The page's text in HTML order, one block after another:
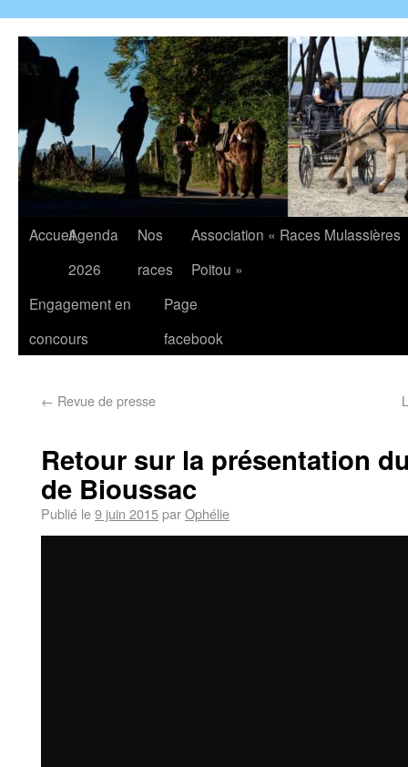
AccueilAgenda
2026
Nos
races
Association « Races Mulassières
Poitou »
Engagement en
concours
Page
facebook
← Revue de presse
Retour sur la présentation
de Bioussac
Publié le9 juin 2015parOphélie